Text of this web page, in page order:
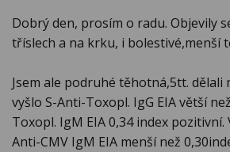
Dobrý den, prosím o radu. Objevily
tříslech a na krku, i bolestivé,menší
Jsem ale podruhé těhotná,5tt. dělali
vyšlo S-Anti-Toxopl. IgG EIA větší
Toxopl. IgM EIA 0,34 index pozitivní.
Anti-CMV IgM EIA menší než